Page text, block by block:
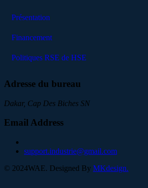
Présentation
Financement
Politiques RSE de HSE
Adresse du bureau
Dakar, Cap Des Biches SN
Email Address
support.industrie@gmail.com
© 2024WAE. Designed By MKdesign.